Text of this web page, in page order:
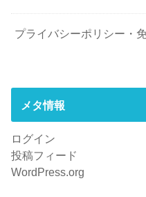
プライバシーポリシー・
メタ情報
ログイン
投稿フィード
WordPress.org